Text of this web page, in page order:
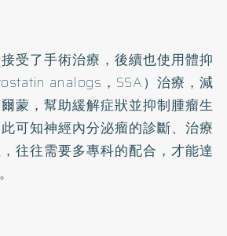
受了手術治療，後續也使用體抑
analogs，SSA）治療，減
蒙，幫助緩解症狀並抑制腫瘤生
可知神經內分泌瘤的診斷、治療
往往需要多專科的配合，才能達